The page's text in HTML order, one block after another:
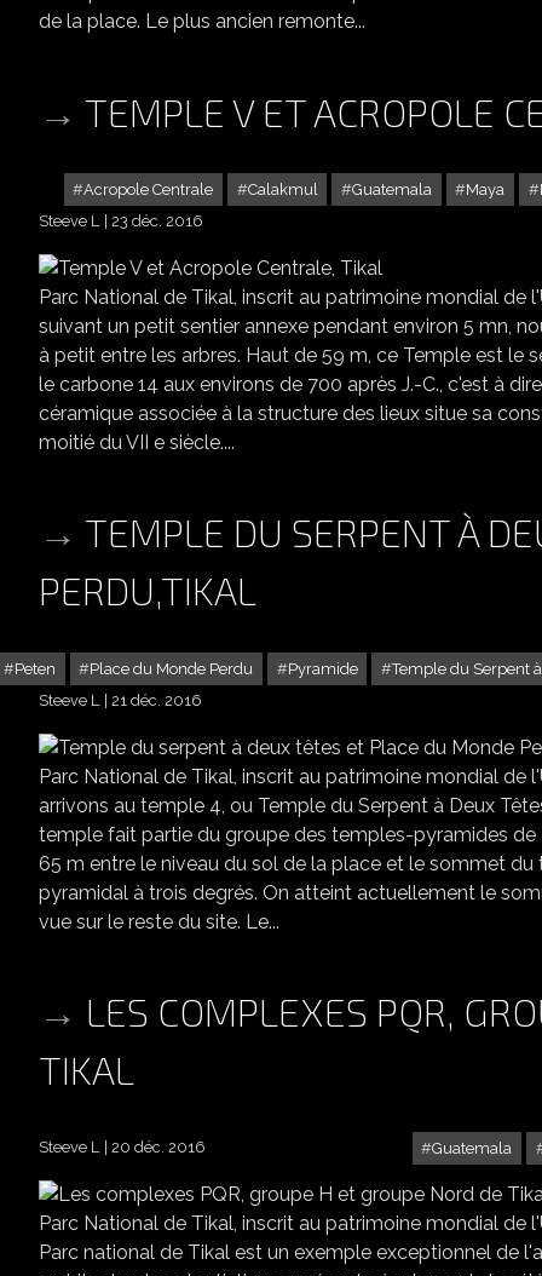
de la place. Le plus ancien remonte...
TEMPLE V ET ACROPOLE
Acropole Centrale Calakmul Guatemala Maya
Steeve L
23 déc. 2016
Parc National de Tikal, inscrit au patrimoine mondial de
suivant un petit sentier annexe pendant environ 5 mn,
à petit entre les arbres. Haut de 59 m, ce Temple est
le carbone 14 aux environs de 700 après J.-C., c'est à
céramique associée à la structure des lieux situe sa
moitié du VII e siècle....
TEMPLE DU SERPENT À
PERDU,TIKAL
Peten Place du Monde Perdu Pyramide
Temple du Serpent
Steeve L
21 déc. 2016
Parc National de Tikal, inscrit au patrimoine mondial de
arrivons au temple 4, ou Temple du Serpent à Deux
temple fait partie du groupe des temples-pyramides de
65 m entre le niveau du sol de la place et le sommet
pyramidal à trois degrés. On atteint actuellement le
vue sur le reste du site. Le...
LES COMPLEXES PQR,
TIKAL
Guatemala
Steeve L 20 déc. 2016
Parc National de Tikal, inscrit au patrimoine mondial de
Parc national de Tikal est un exemple exceptionnel de